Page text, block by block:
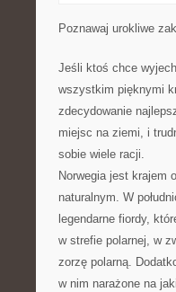
Poznawaj urokliwe
Jeśli ktoś chce
wszystkim pięknymi
zdecydowanie
miejsc na ziemi, i
sobie wiele racji.
Norwegia jest krajem
naturalnym. W
legendarne fiordy,
w strefie polarnej, w
zorzę polarną.
w nim narażone na